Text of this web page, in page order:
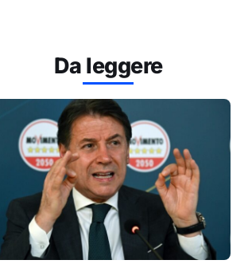
Da leggere